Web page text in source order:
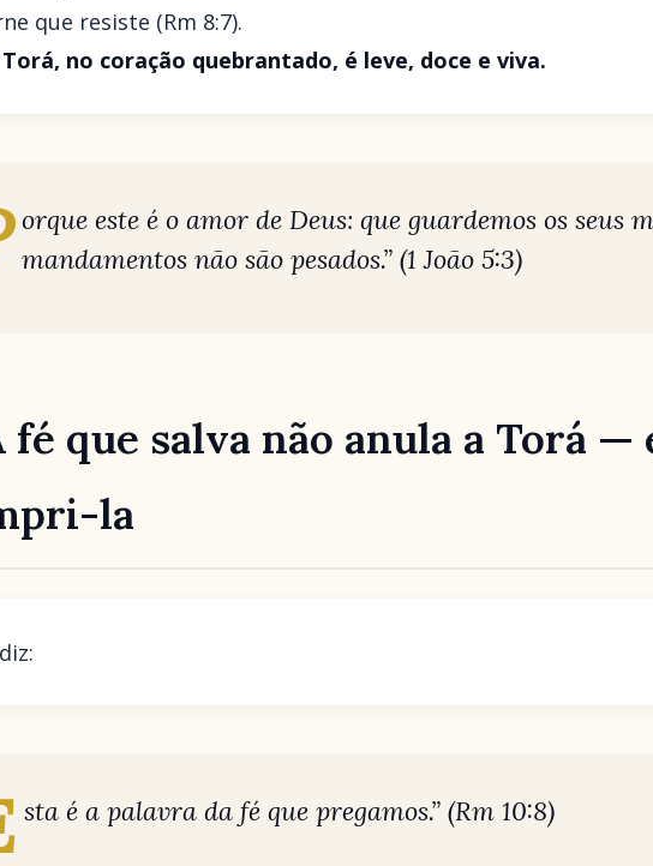
que resiste (Rm 8:7).
no coração quebrantado, é leve, doce e viva.
orque este é o amor de Deus: que guardemos os seus
mandamentos não são pesados.” (1 João 5:3)
fé que salva não anula a Torá —
la
sta é a palavra da fé que pregamos.” (Rm 10:8)